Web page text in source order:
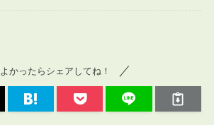
よかったらシェアしてね！